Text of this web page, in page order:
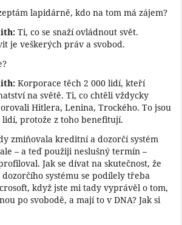
lapidárně, kdo na tom má zájem?
Ti, co se snaží ovládnout svět.
je veškerých práv a svobod.
Korporace těch 2 000 lidí, kteří
na světě. Ti, co chtěli vždycky
Hitlera, Lenina, Trockého. To jsou
lidí, protože z toho benefitují.
zmiňovala kreditní a dozorčí systém
– a teď použiji neslušný termín –
Jak se dívat na skutečnost, že
systému se podílely třeba
když jste mi tady vyprávěl o tom,
po svobodě, a mají to v DNA? Jak si